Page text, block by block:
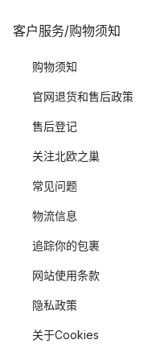
客户服务/购物须知
购物须知
官网退货和售后政策
售后登记
关注北欧之巢
常见问题
物流信息
追踪你的包裹
网站使用条款
隐私政策
关于Cookies